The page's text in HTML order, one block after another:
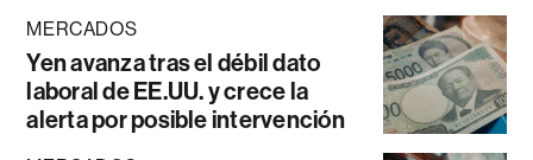
MERCADOS
Yen avanza tras el débil dato
laboral de EE.UU. y crece la
alerta por posible intervención